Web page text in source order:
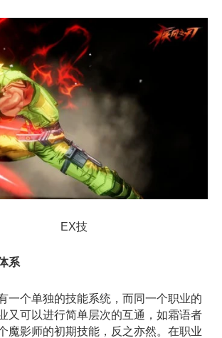
EX技
系
个单独的技能系统，而同一个职业的
又可以进行简单层次的互通，如霜语者
魔影师的初期技能，反之亦然。在职业